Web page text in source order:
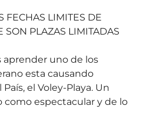
FECHAS LIMITES DE
SON PLAZAS LIMITADAS
aprender uno de los
esta causando
el Voley-Playa. Un
espectacular y de lo